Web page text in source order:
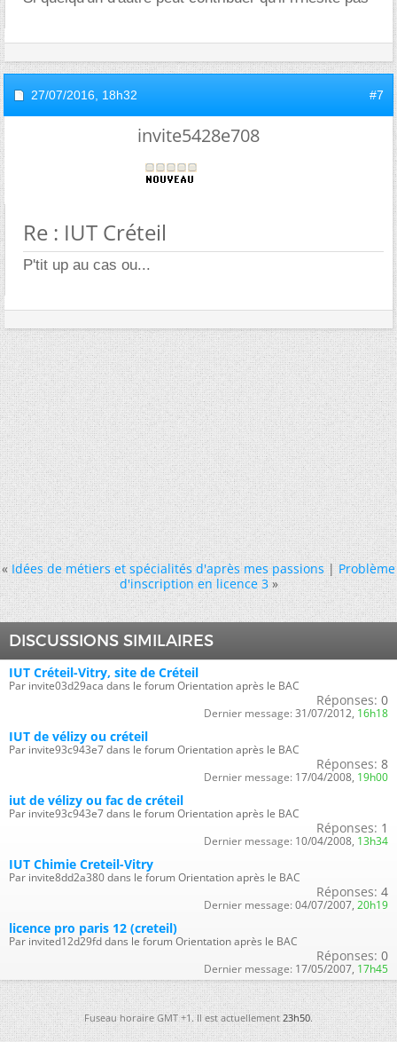
27/07/2016, 18h32 #7
invite5428e708
Re : IUT Créteil
P'tit up au cas ou...
« Idées de métiers et spécialités d'après mes passions|Problème
d'inscription en licence 3 »
DISCUSSIONS SIMILAIRES
IUT Créteil-Vitry, site de Créteil
Par invite03d29aca dans le forum Orientation après le BAC
Réponses: 0
Dernier message: 31/07/2012, 16h18
IUT de vélizy ou créteil
Par invite93c943e7 dans le forum Orientation après le BAC
Réponses: 8
Dernier message: 17/04/2008, 19h00
iut de vélizy ou fac de créteil
Par invite93c943e7 dans le forum Orientation après le BAC
Réponses: 1
Dernier message: 10/04/2008, 13h34
IUT Chimie Creteil-Vitry
Par invite8dd2a380 dans le forum Orientation après le BAC
Réponses: 4
Dernier message: 04/07/2007, 20h19
licence pro paris 12 (creteil)
Par invited12d29fd dans le forum Orientation après le BAC
Réponses: 0
Dernier message: 17/05/2007, 17h45
Fuseau horaire GMT +1. Il est actuellement 23h50.